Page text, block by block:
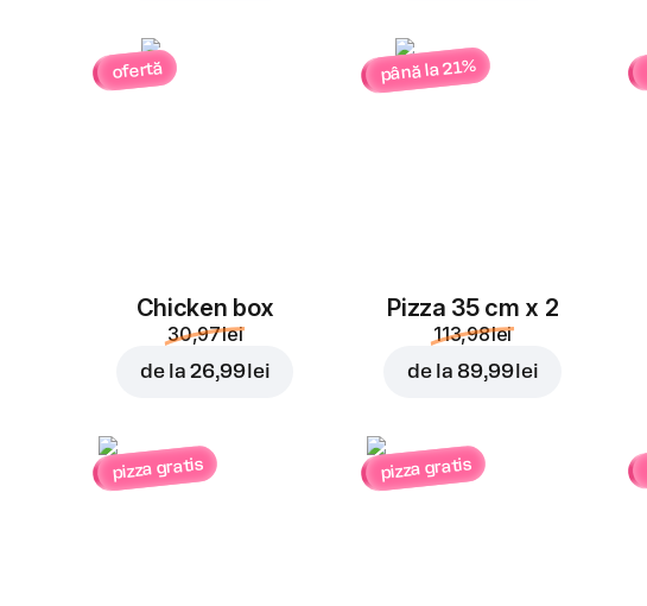
ofertă
Chicken box
30,97 lei
de la26,99 lei
până la 21%
Pizza 35 cm x 2
113,98 lei
de la 89,99 lei
pizza gratis pizza gratis